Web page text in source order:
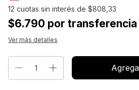
12 cuotas sin interés de $808,33
$6.790 por transferencia
Ver más detalles